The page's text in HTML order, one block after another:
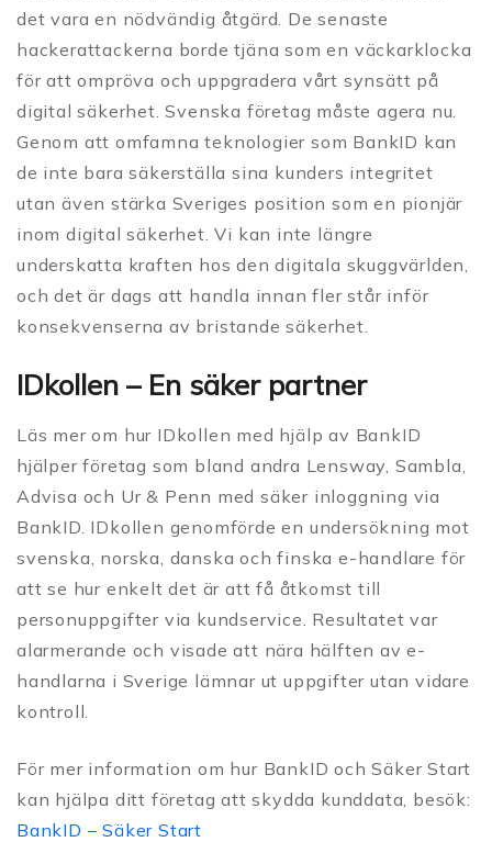
det vara en nödvändig åtgärd. De senaste
hackerattackerna borde tjäna som en väckarklocka
för att ompröva och uppgradera vårt synsätt på
digital säkerhet. Svenska företag måste agera nu.
Genom att omfamna teknologier som BankID kan
de inte bara säkerställa sina kunders integritet
utan även stärka Sveriges position som en pionjär
inom digital säkerhet. Vi kan inte längre
underskatta kraften hos den digitala skuggvärlden,
och det är dags att handla innan fler står inför
konsekvenserna av bristande säkerhet.
IDkollen – En säker partner
Läs mer om hur IDkollen med hjälp av BankID
hjälper företag som bland andra Lensway, Sambla,
Advisa och Ur & Penn med säker inloggning via
BankID. IDkollen genomförde en undersökning mot
svenska, norska, danska och finska e-handlare för
att se hur enkelt det är att få åtkomst till
personuppgifter via kundservice. Resultatet var
alarmerande och visade att nära hälften av e-
handlarna i Sverige lämnar ut uppgifter utan vidare
kontroll.
För mer information om hur BankID och Säker Start
kan hjälpa ditt företag att skydda kunddata, besök:
BankID – Säker Start